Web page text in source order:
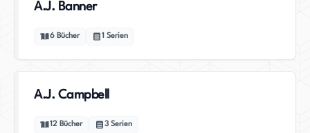
A.J. Banner
6 Bücher 1 Serien
A.J. Campbell
12 Bücher 3 Serien